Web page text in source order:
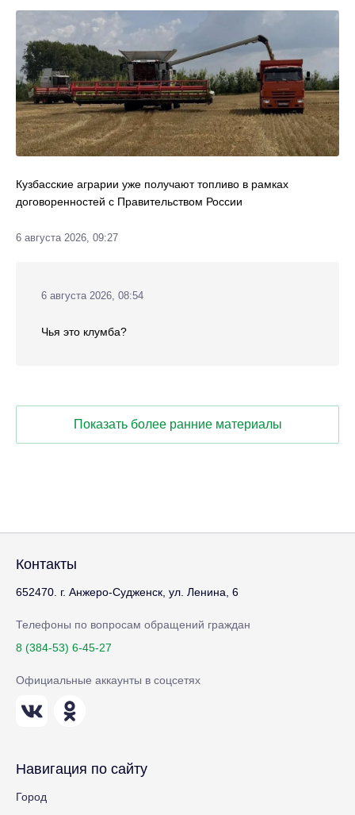
Кузбасские аграрии уже получают топливо в рамках
договоренностей с Правительством России
6 августа 2026, 09:27
6 августа 2026, 08:54
Чья это клумба?
Показать более ранние материалы
Контакты
652470. г. Анжеро-Судженск, ул. Ленина, 6
Телефоны по вопросам обращений граждан
8 (384-53) 6-45-27
Официальные аккаунты в соцсетях
Навигация по сайту
Город